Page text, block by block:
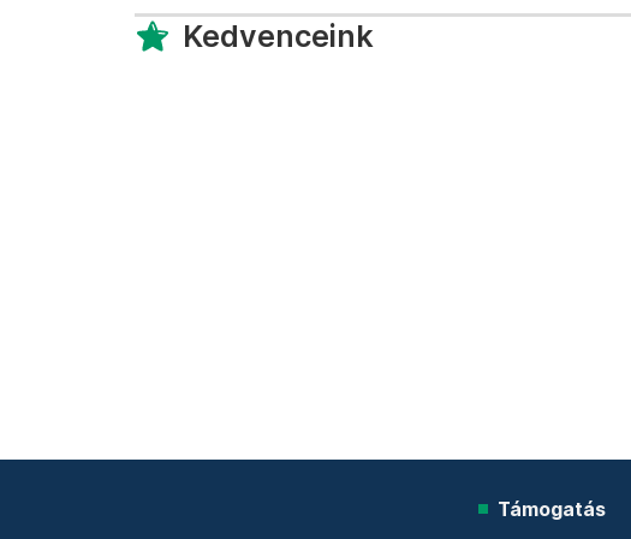
Kedvenceink
Támogatás